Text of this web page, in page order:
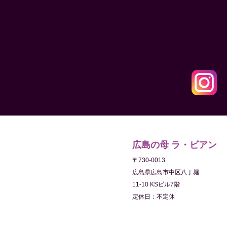
広島の母 ラ・ビアン
〒730-0013
広島県広島市中区八丁堀
11-10 KSビル7階
定休日：不定休